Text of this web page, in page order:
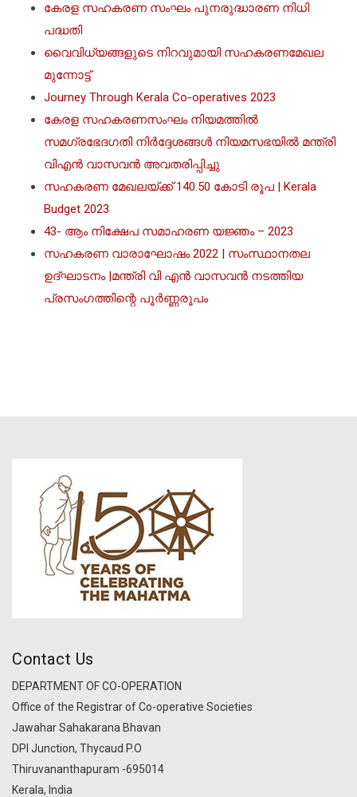
കേരള സഹകരണ സംഘം പുനരുദ്ധാരണ നിധി
പദ്ധതി
വൈവിധ്യങ്ങളുടെ നിറവുമായി സഹകരണമേഖല
മുന്നോട്ട്
Journey Through Kerala Co-operatives 2023
കേരള സഹകരണസംഘം നിയമത്തില്‍
സമഗ്രഭേദഗതി നിര്‍ദ്ദേശങ്ങള്‍ നിയമസഭയില്‍ മന്ത്രി
വിഎൻ വാസവൻ അവതരിപ്പിച്ചു
സഹകരണ മേഖലയ്ക്ക് 140.50 കോടി രൂപ | Kerala
Budget 2023
43- ആം നിക്ഷേപ സമാഹരണ യജ്ഞം – 2023
സഹകരണ വാരാഘോഷം 2022 | സംസ്ഥാനതല
ഉദ്ഘാടനം |മന്ത്രി വി എൻ വാസവൻ നടത്തിയ
പ്രസംഗത്തിന്റെ പൂർണ്ണരൂപം
Contact Us
DEPARTMENT OF CO-OPERATION
Office of the Registrar of Co-operative Societies
Jawahar Sahakarana Bhavan
DPI Junction, Thycaud P.O
Thiruvananthapuram -695014
Kerala, India